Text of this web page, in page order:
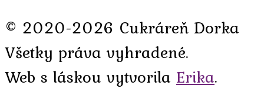
© 2020-2026 Cukráreň Dorka
Všetky práva vyhradené.
Web s láskou vytvorila Erika.